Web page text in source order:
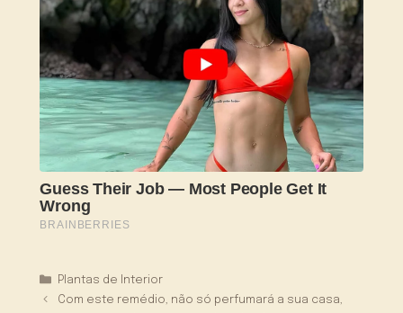
Categorias
Plantas de Interior
Com este remédio, não só perfumará a sua casa,